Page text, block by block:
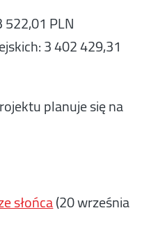
PLN
3 402 429,31
planuje się na
słońca(20 września